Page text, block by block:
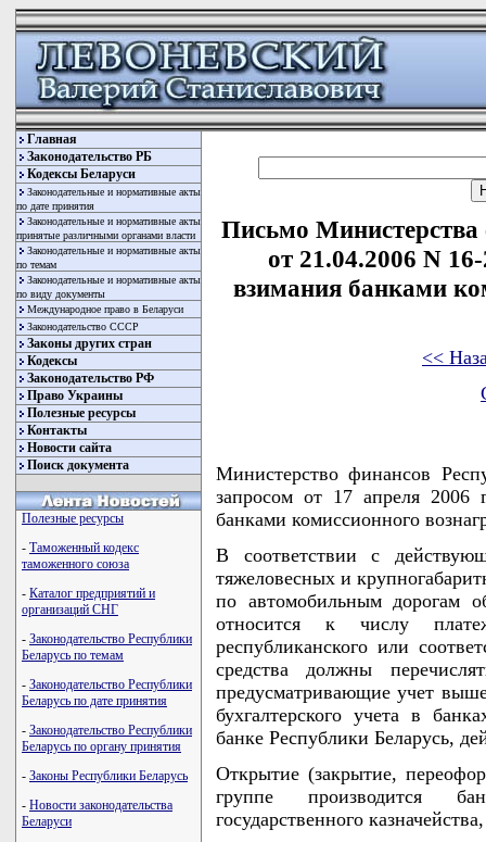
Главная
Законодательство РБ
Кодексы Беларуси
Законодательные и нормативные акты
по дате принятия
Законодательные и нормативные акты
принятые различными органами власти
Законодательные и нормативные акты
по темам
Законодательные и нормативные акты
по виду документы
Международное право в Беларуси
Законодательство СССР
Законы других стран
Кодексы
Законодательство РФ
Право Украины
Полезные ресурсы
Контакты
Новости сайта
Поиск документа
Полезные ресурсы
- Таможенный кодекс
таможенного союза
- Каталог предприятий и
организаций СНГ
- Законодательство Республики
Беларусь по темам
- Законодательство Республики
Беларусь по дате принятия
- Законодательство Республики
Беларусь по органу принятия
- Законы Республики Беларусь
- Новости законодательства
Беларуси
Письмо Министерства
от 21.04.2006 N
взимания банками
<<
Министерство финансов
запросом от 17 апреля 2006
банками комиссионного
В соответствии с
тяжеловесных и
по автомобильным дорогам
относится к числу
республиканского или
средства должны
предусматривающие учет
бухгалтерского учета в
банке Республики Беларусь,
Открытие (закрытие,
группе производится
государственного